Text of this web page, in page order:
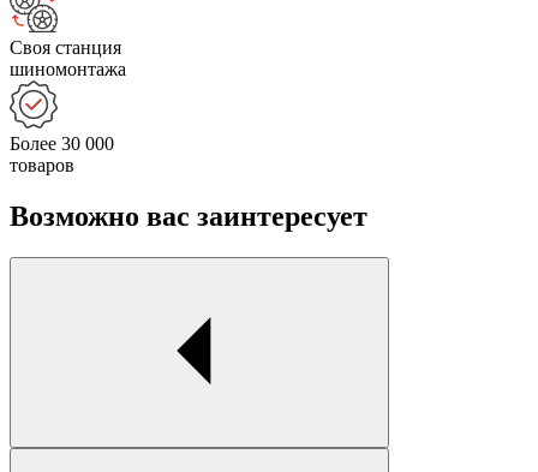
Своя станция
шиномонтажа
Более 30 000
товаров
Возможно вас заинтересует